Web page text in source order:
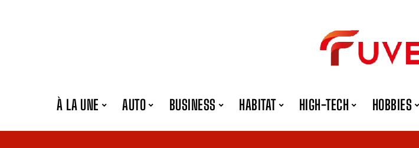
À LA UNE AUTO BUSINESS HABITAT HIGH-TECH HOBBIES